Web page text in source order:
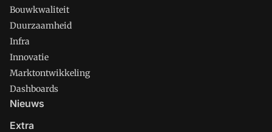
Bouwkwaliteit
Duurzaamheid
Infra
Innovatie
Marktontwikkeling
Dashboards
Nieuws
Extra